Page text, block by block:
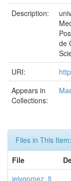
Description:
de
URI:
Appears in
Collections:
Files in This Item:
File
jeivgomez_fi